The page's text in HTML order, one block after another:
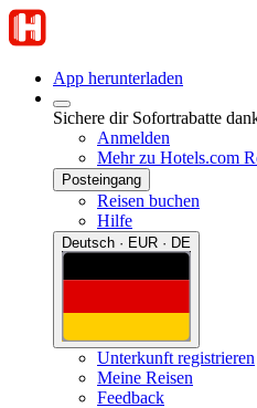
App herunterladen
Sichere dir Sofortrabatte
Anmelden
Mehr zu Hotels.com
Posteingang
Reisen buchen
Hilfe
Deutsch · EUR · DE
Unterkunft registrieren
Meine Reisen
Feedback